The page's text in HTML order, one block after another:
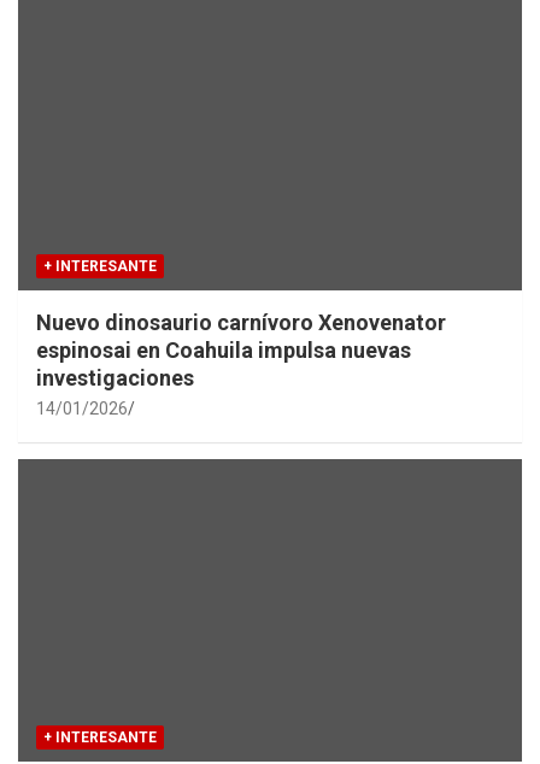
+ INTERESANTE
Nuevo dinosaurio carnívoro Xenovenator
espinosai en Coahuila impulsa nuevas
investigaciones
14/01/2026
+ INTERESANTE